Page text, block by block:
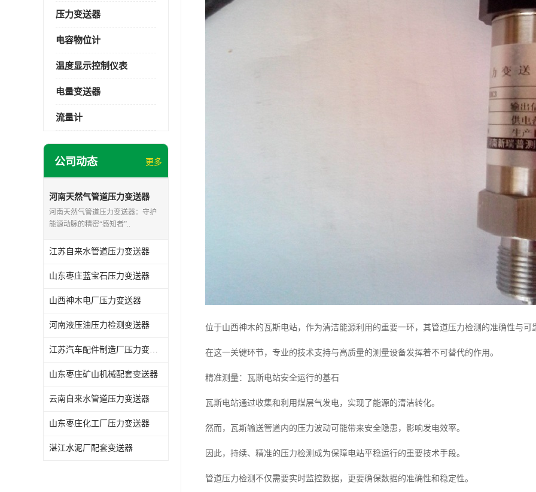
压力变送器
电容物位计
温度显示控制仪表
电量变送器
流量计
公司动态 更多
河南天然气管道压力变送器
河南天然气管道压力变送器：守护
能源动脉的精密“感知者”..
江苏自来水管道压力变送器
山东枣庄蓝宝石压力变送器
山西神木电厂压力变送器
河南液压油压力检测变送器
江苏汽车配件制造厂压力变送器
山东枣庄矿山机械配套变送器
云南自来水管道压力变送器
山东枣庄化工厂压力变送器
湛江水泥厂配套变送器
位于山西神木的瓦斯电站，作为清洁能源利用的重要一环，其管道压力检测的准确性与
在这一关键环节，专业的技术支持与高质量的测量设备发挥着不可替代的作用。
精准测量：瓦斯电站安全运行的基石
瓦斯电站通过收集和利用煤层气发电，实现了能源的清洁转化。
然而，瓦斯输送管道内的压力波动可能带来安全隐患，影响发电效率。
因此，持续、精准的压力检测成为保障电站平稳运行的重要技术手段。
管道压力检测不仅需要实时监控数据，更要确保数据的准确性和稳定性。